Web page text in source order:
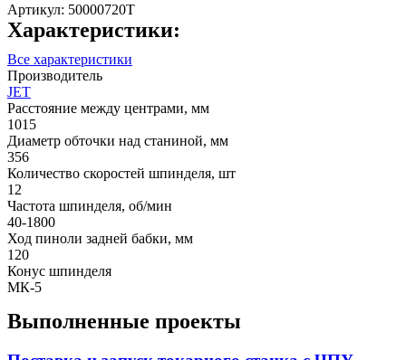
Артикул: 50000720T
Характеристики:
Все характеристики
Производитель
JET
Расстояние между центрами, мм
1015
Диаметр обточки над станиной, мм
356
Количество скоростей шпинделя, шт
12
Частота шпинделя, об/мин
40-1800
Ход пиноли задней бабки, мм
120
Конус шпинделя
МК-5
Выполненные проекты